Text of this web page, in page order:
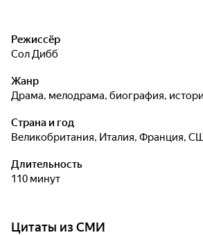
Режиссёр
Сол Дибб
Жанр
драма, мелодрама, биография,
Страна и год
Великобритания, Италия, Франция,
Длительность
110 минут
Цитаты из СМИ